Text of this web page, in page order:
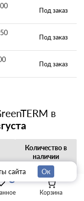
Корзина
Под заказ
Под заказ
Под заказ
в
Количество в
наличии
Под заказ
сайта Ок